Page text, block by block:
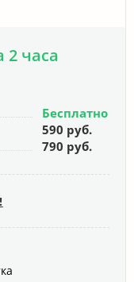
часа
Бесплатно
590 руб.
790 руб.